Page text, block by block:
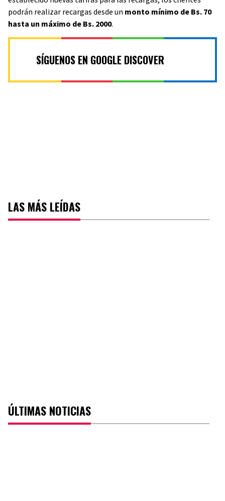
podrán realizar recargas desde un monto mínimo de Bs. 70
hasta un máximo de Bs. 2000.
SÍGUENOS EN GOOGLE DISCOVER
LAS MÁS LEÍDAS
ÚLTIMAS NOTICIAS